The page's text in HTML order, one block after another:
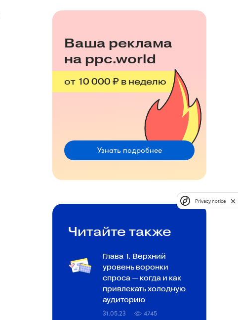
Ваша реклама
на ppc.world
от 10 000 ₽ в неделю
Узнать подробнее
Читайте также
Глава 1. Верхний
уровень воронки
спроса — когда и как
привлекать холодную
аудиторию
31.05.23 4745
Privacy notice